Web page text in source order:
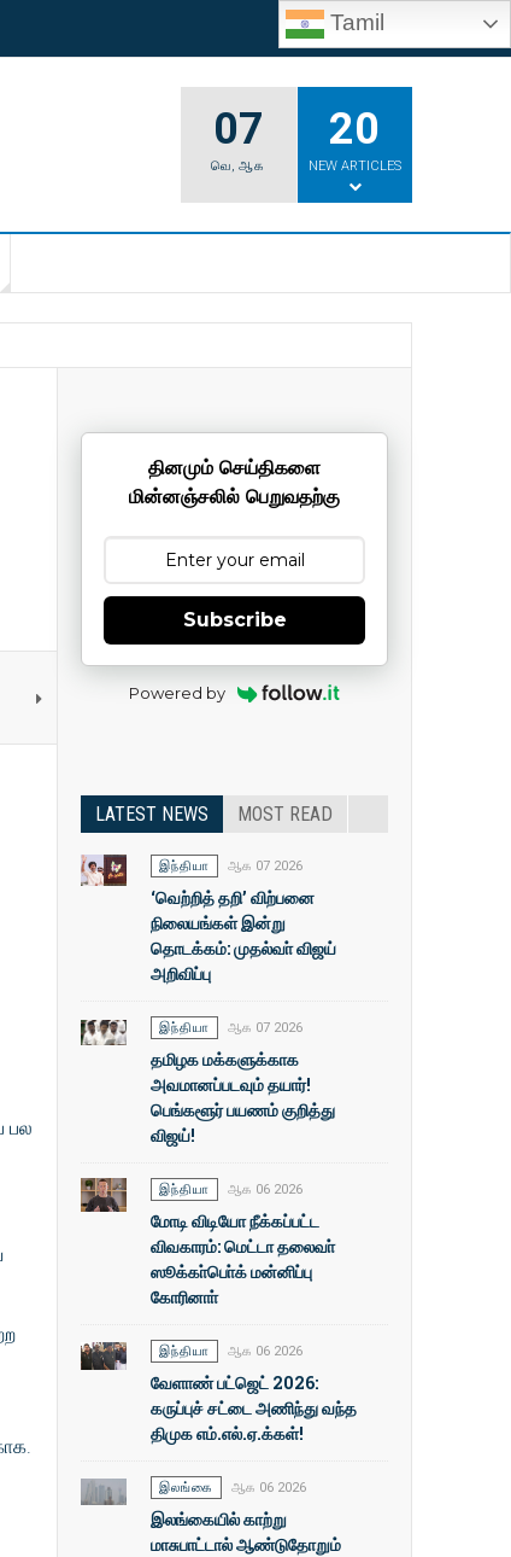
Tamil
07
வெ,ஆக
20
NEW ARTICLES
பல
தினமும் செய்திகளை
மின்னஞ்சலில் பெறுவதற்கு
Subscribe
Powered by
LATEST NEWS MOST READ
இந்தியா ஆக 07 2026
‘வெற்றித் தறி’ விற்பனை
நிலையங்கள் இன்று
தொடக்கம்: முதல்வா் விஜய்
அறிவிப்பு
இந்தியா ஆக 07 2026
தமிழக மக்களுக்காக
அவமானப்படவும் தயார்!
பெங்களூர் பயணம் குறித்து
விஜய்!
இந்தியா ஆக 06 2026
மோடி விடியோ நீக்கப்பட்ட
விவகாரம்: மெட்டா தலைவா்
ஸூக்கா்பொ்க் மன்னிப்பு
கோரினாா்
இந்தியா ஆக 06 2026
வேளாண் பட்ஜெட் 2026:
கருப்புச் சட்டை அணிந்து வந்த
திமுக எம்.எல்.ஏ.க்கள்!
இலங்கை ஆக 06 2026
இலங்கையில் காற்று
மாசுபாட்டால் ஆண்டுதோறும்